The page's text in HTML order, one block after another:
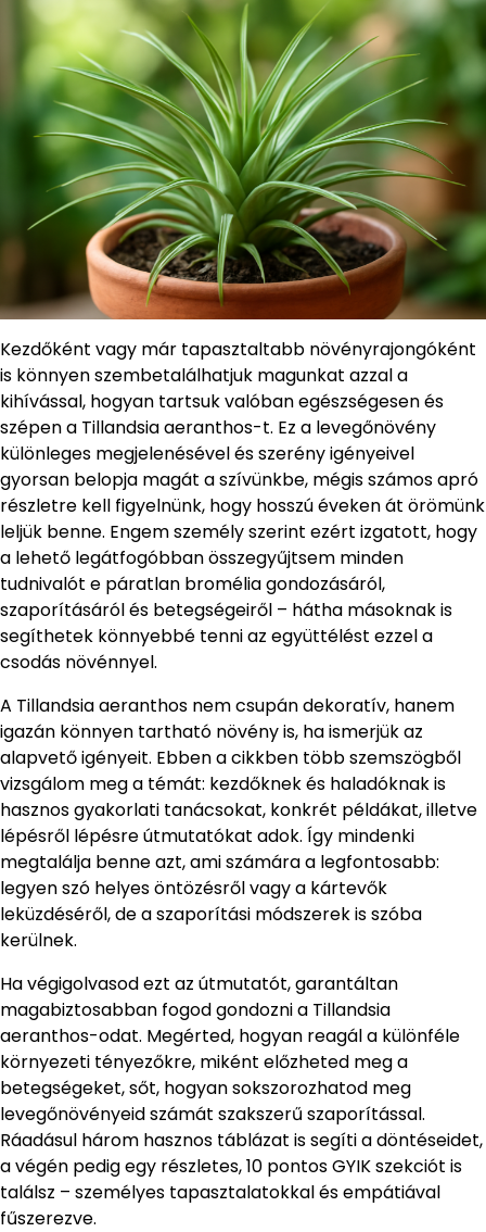
Kezdőként vagy már tapasztaltabb növényrajongóként
is könnyen szembetalálhatjuk magunkat azzal a
kihívással, hogyan tartsuk valóban egészségesen és
szépen a Tillandsia aeranthos-t. Ez a levegőnövény
különleges megjelenésével és szerény igényeivel
gyorsan belopja magát a szívünkbe, mégis számos apró
részletre kell figyelnünk, hogy hosszú éveken át örömünk
leljük benne. Engem személy szerint ezért izgatott, hogy
a lehető legátfogóbban összegyűjtsem minden
tudnivalót e páratlan bromélia gondozásáról,
szaporításáról és betegségeiről – hátha másoknak is
segíthetek könnyebbé tenni az együttélést ezzel a
csodás növénnyel.
A Tillandsia aeranthos nem csupán dekoratív, hanem
igazán könnyen tartható növény is, ha ismerjük az
alapvető igényeit. Ebben a cikkben több szemszögből
vizsgálom meg a témát: kezdőknek és haladóknak is
hasznos gyakorlati tanácsokat, konkrét példákat, illetve
lépésről lépésre útmutatókat adok. Így mindenki
megtalálja benne azt, ami számára a legfontosabb:
legyen szó helyes öntözésről vagy a kártevők
leküzdéséről, de a szaporítási módszerek is szóba
kerülnek.
Ha végigolvasod ezt az útmutatót, garantáltan
magabiztosabban fogod gondozni a Tillandsia
aeranthos-odat. Megérted, hogyan reagál a különféle
környezeti tényezőkre, miként előzheted meg a
betegségeket, sőt, hogyan sokszorozhatod meg
levegőnövényeid számát szakszerű szaporítással.
Ráadásul három hasznos táblázat is segíti a döntéseidet,
a végén pedig egy részletes, 10 pontos GYIK szekciót is
találsz – személyes tapasztalatokkal és empátiával
fűszerezve.